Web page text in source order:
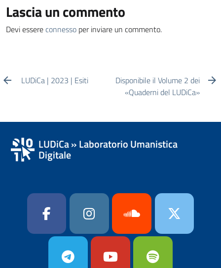
Lascia un commento
Devi essere connesso per inviare un commento.
LUDiCa | 2023 | Esiti
Disponibile il Volume 2 dei
«Quaderni del LUDiCa»
LUDiCa » Laboratorio Umanistica
Digitale